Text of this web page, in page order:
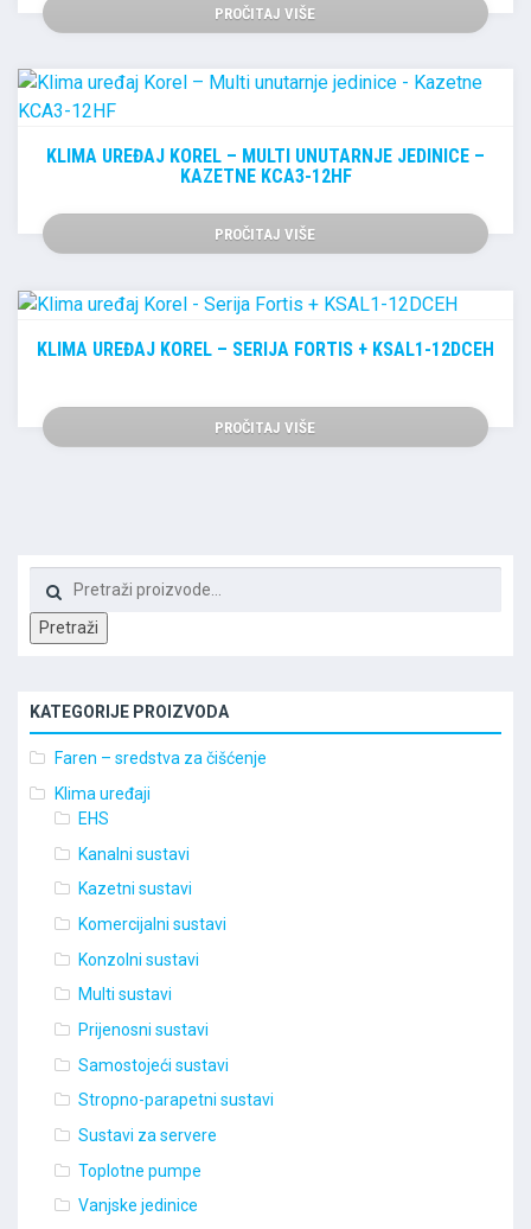
PROČITAJ VIŠE
KLIMA UREĐAJ KOREL – MULTI UNUTARNJE JEDINICE –
KAZETNE KCA3-12HF
PROČITAJ VIŠE
KLIMA UREĐAJ KOREL – SERIJA FORTIS + KSAL1-12DCEH
PROČITAJ VIŠE
Pretraži
KATEGORIJE PROIZVODA
Faren – sredstva za čišćenje
Klima uređaji
EHS
Kanalni sustavi
Kazetni sustavi
Komercijalni sustavi
Konzolni sustavi
Multi sustavi
Prijenosni sustavi
Samostojeći sustavi
Stropno-parapetni sustavi
Sustavi za servere
Toplotne pumpe
Vanjske jedinice